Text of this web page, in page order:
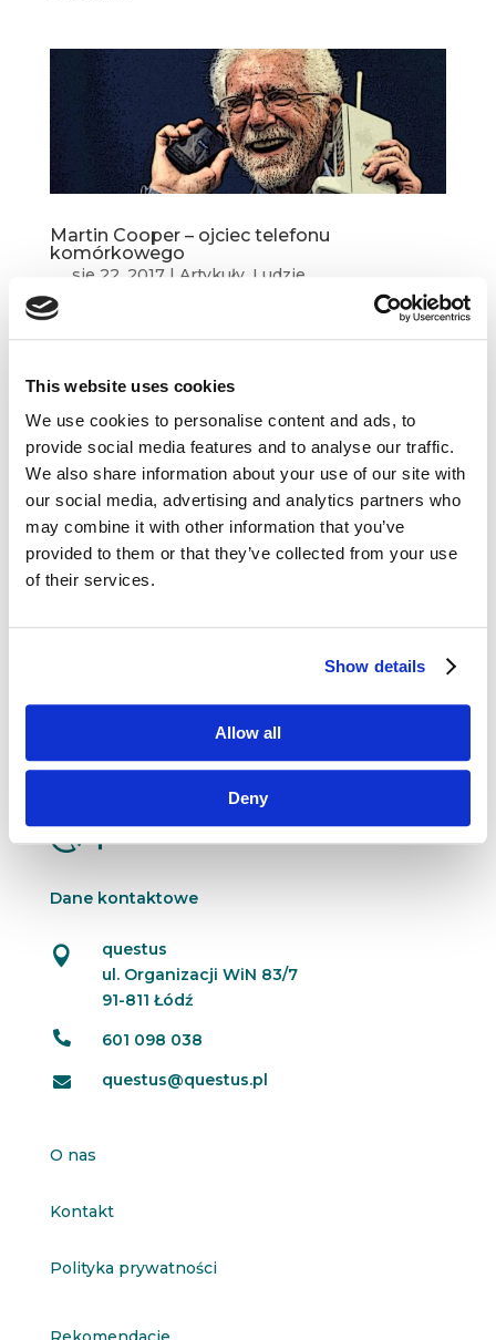
This website uses cookies
We use cookies to personalise content and ads, to
provide social media features and to analyse our traffic.
We also share information about your use of our site with
our social media, advertising and analytics partners who
may combine it with other information that you’ve
provided to them or that they’ve collected from your use
of their services.
Show details
Allow all
Deny
Martin Cooper – ojciec telefonu
komórkowego
sie 22, 2017| Artykuły, Ludzie
Telefon stacjonarny potrzebował 90 lat, aby
podobny wynik w zaledwie 17 lat. Ich twórca
nie tylko przewidział, że dzięki połączeniu
z internetem ich popularność...
Efekt sieciowy, czyli słów kilka o przyszłości
biznesu
cze 19, 2017| Artykuły,Trendy
użytkowników skrócił się w ostatnim czasie
kilkunastokrotnie. Aby osiągnąć tak okazałą
telewizja – 22 lata, a znacznie bardziej
współczesny iPod jedynie 36...
Dane kontaktowe

questus
ul. Organizacji WiN 83/7
91-811 Łódź
 601 098 038
 questus@questus.pl
O nas
Kontakt
Polityka prywatności